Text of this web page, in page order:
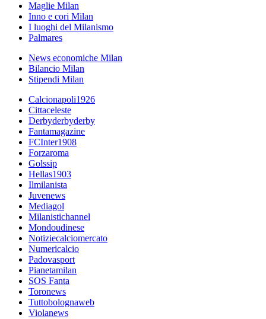
Maglie Milan
Inno e cori Milan
I luoghi del Milanismo
Palmares
News economiche Milan
Bilancio Milan
Stipendi Milan
Calcionapoli1926
Cittaceleste
Derbyderbyderby
Fantamagazine
FCInter1908
Forzaroma
Golssip
Hellas1903
Ilmilanista
Juvenews
Mediagol
Milanistichannel
Mondoudinese
Notiziecalciomercato
Numericalcio
Padovasport
Pianetamilan
SOS Fanta
Toronews
Tuttobolognaweb
Violanews